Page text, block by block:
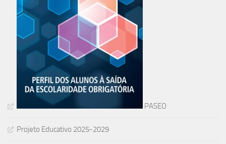
PASEO
Projeto Educativo 2025-2029